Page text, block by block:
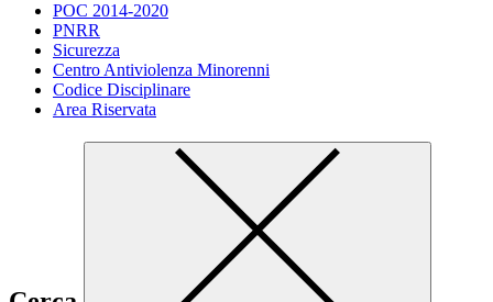
POC 2014-2020
PNRR
Sicurezza
Centro Antiviolenza Minorenni
Codice Disciplinare
Area Riservata